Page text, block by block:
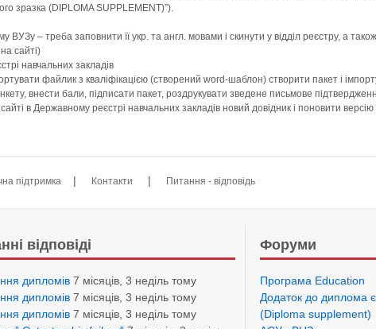
зразка (DIPLOMA SUPPLEMENT)”).
– треба заповнити її укр. та англ. мовами і скинути у відділ реєстру, а
сайті)
навчальних закладів
файлик з кваліфікацією (створений word-шаблон) створити пакет і
внести бали, підписати пакет, роздрукувати зведене письмове
в Державному реєстрі навчальних закладів новий довідник і поновити версію
підтримка | Контакти | Питання - відповідь
відповіді
дипломів 7 місяців, 3 неділь тому
дипломів 7 місяців, 3 неділь тому
дипломів 7 місяців, 3 неділь тому
Форуми
Програма Eduсation
Додаток до диплома
(Diploma supplement)